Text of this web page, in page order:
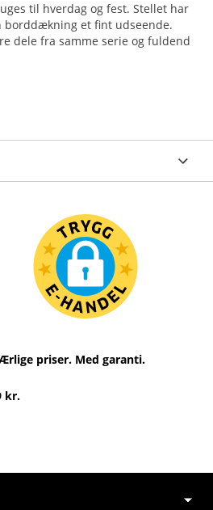
til hverdag og fest. Stellet har
borddækning et fint udseende.
dele fra samme serie og fuldend
priser. Med garanti.
kr.